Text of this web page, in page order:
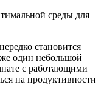
среды для
становится
один небольшой
с работающими
на продуктивности